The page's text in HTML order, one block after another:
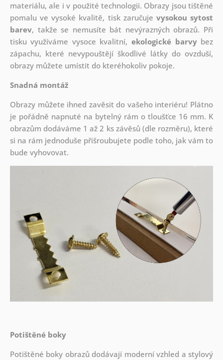
materiálu, ale i v použité technologii. Obrazy jsou tištěné
pomalu ve vysoké kvalitě, tisk zaručuje vysokou sytost
barev, takže se nemusíte bát nevýrazných obrazů. Při
tisku využíváme vysoce kvalitní,ekologické barvybez
zápachu, které nevypouštějí škodlivé látky do ovzduší,
obrazy můžete umístit do kteréhokoliv pokoje.
Snadná montáž
Obrazy můžete ihned zavěsit do vašeho interiéru! Plátno
je pořádně napnuté na bytelný rám o tloušťce 16 mm. K
obrazům dodáváme 1 až 2 ks závěsů (dle rozměru), které
si na rám jednoduše přišroubujete podle toho, jak vám to
bude vyhovovat.
Potištěné boky
Potištěné boky obrazů dodávají moderní vzhled a stylový